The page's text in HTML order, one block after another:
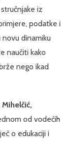
iz
podatke i
dinamiku
naučiti kako
nego ikad
od vodećih
o edukaciji i